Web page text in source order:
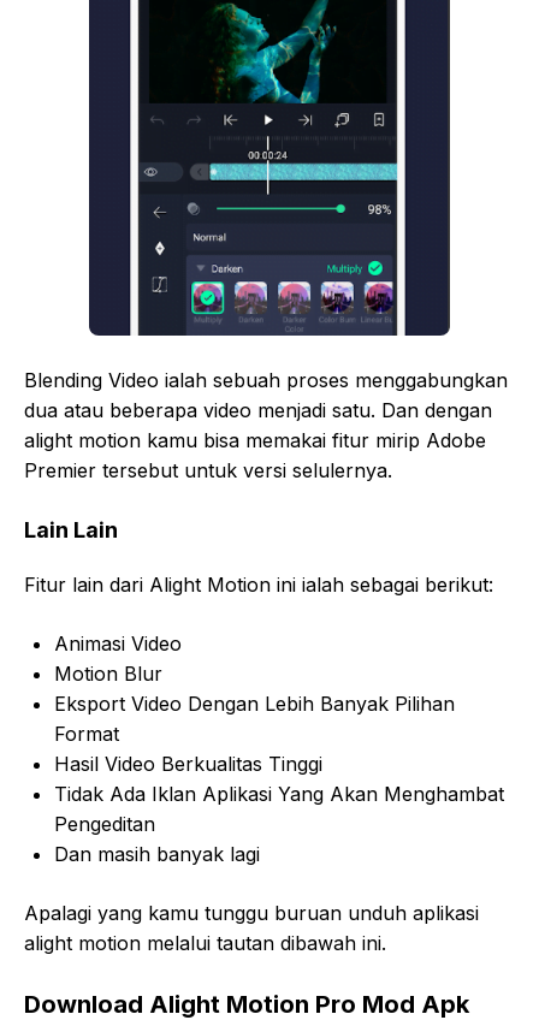
Blending Video ialah sebuah proses menggabungkan
dua atau beberapa video menjadi satu. Dan dengan
alight motion kamu bisa memakai fitur mirip Adobe
Premier tersebut untuk versi selulernya.
Lain Lain
Fitur lain dari Alight Motion ini ialah sebagai berikut:
Animasi Video
Motion Blur
Eksport Video Dengan Lebih Banyak Pilihan
Format
Hasil Video Berkualitas Tinggi
Tidak Ada Iklan Aplikasi Yang Akan Menghambat
Pengeditan
Dan masih banyak lagi
Apalagi yang kamu tunggu buruan unduh aplikasi
alight motion melalui tautan dibawah ini.
Download Alight Motion Pro Mod Apk